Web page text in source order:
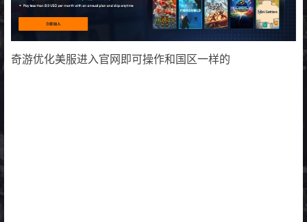
奇游优化美服进入官网即可操作和国区一样的